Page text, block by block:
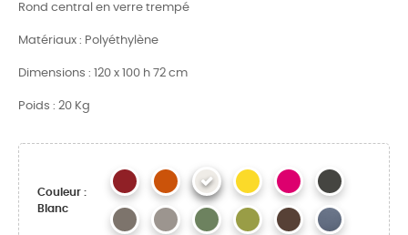
Rond central en verre trempé
Matériaux : Polyéthylène
Dimensions : 120 x 100 h 72 cm
Poids : 20 Kg
Couleur :
Blanc